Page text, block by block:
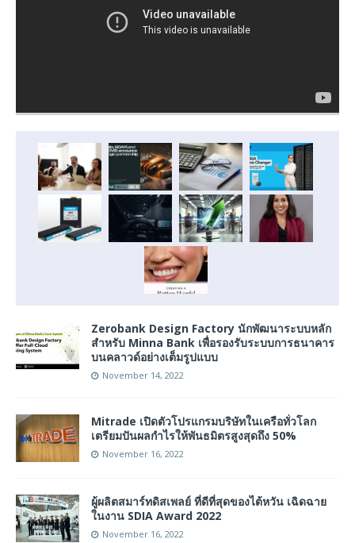
Zerobank Design Factory นักพัฒนาระบบหลัก
สำหรับ Minna Bank เพื่อรองรับระบบการธนาคาร
บนคลาวด์อย่างเต็มรูปแบบ
November 14, 2022
Mitrade เปิดตัวโปรแกรมบริษัทในเครือทั่วโลก
เตรียมปันผลกำไรให้พันธมิตรสูงสุดถึง 50%
November 16, 2022
ผู้ผลิตสมาร์ทดิสเพลย์ ที่ดีที่สุดของไต้หวัน เฉิดฉาย
ในงาน SDIA Award 2022
November 16, 2022